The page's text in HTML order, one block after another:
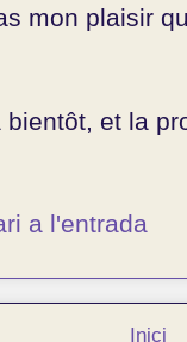
mon plaisir
et la
a l'entrada
Inici